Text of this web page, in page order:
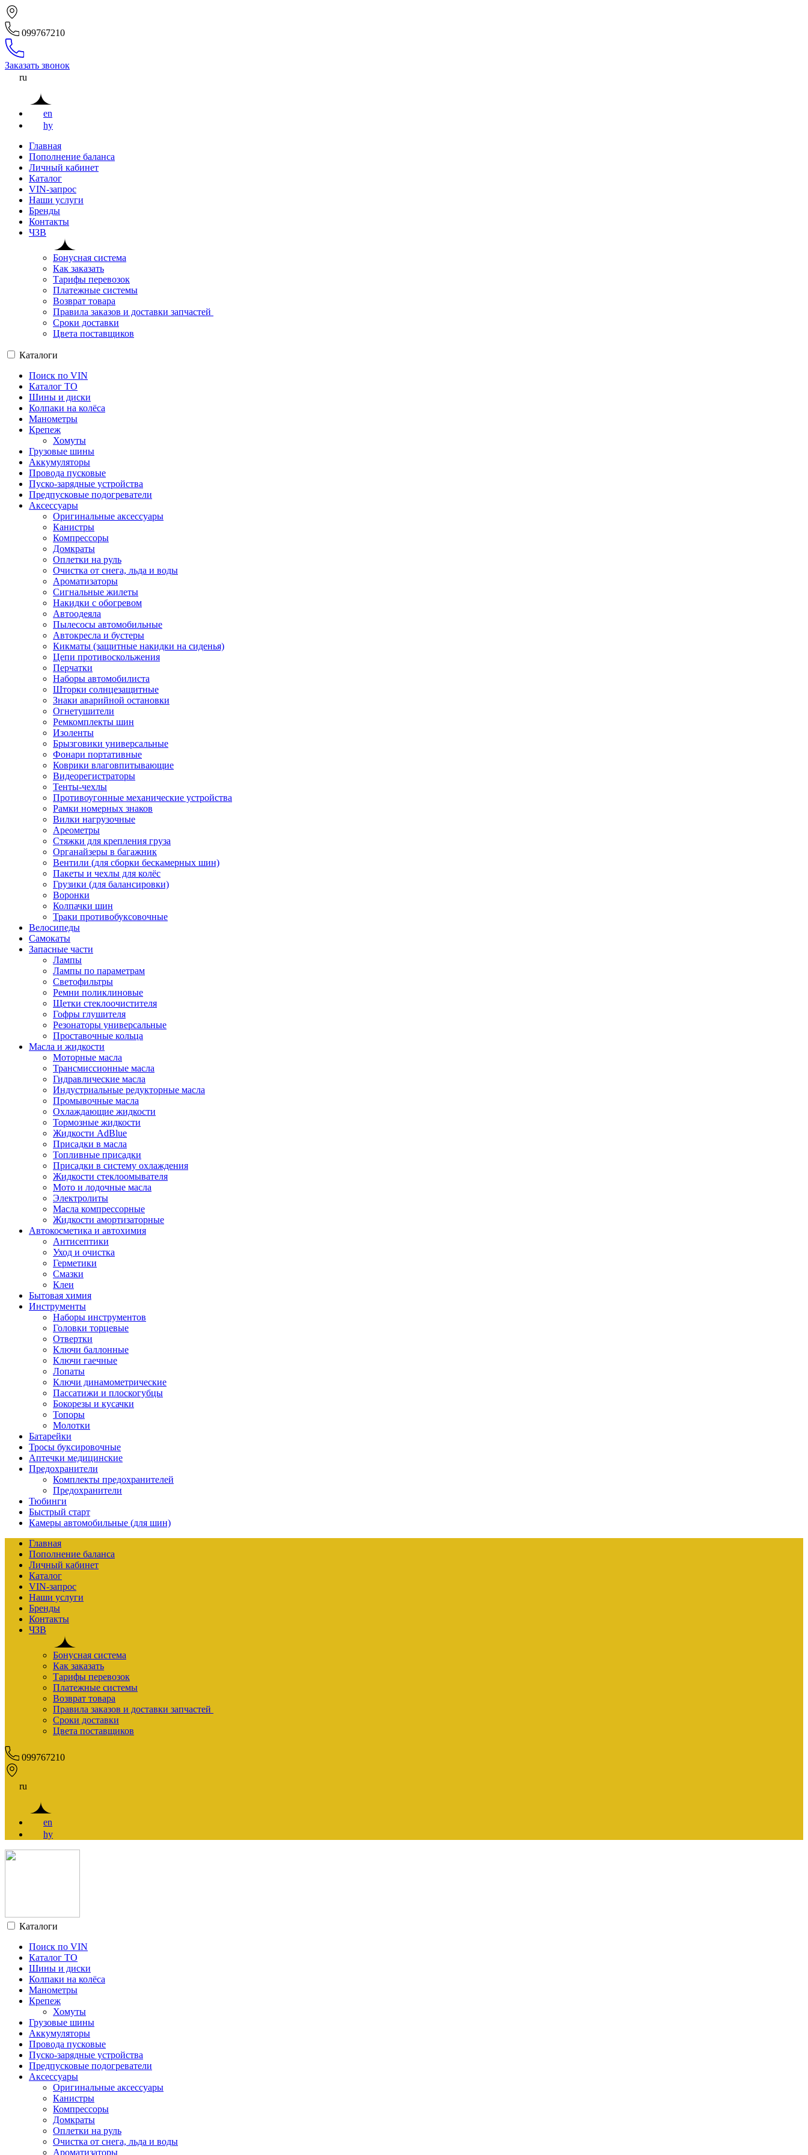
099767210
Заказать звонок
ru
en
hy
Главная
Пополнение баланса
Личный кабинет
Каталог
VIN-запрос
Наши услуги
Бренды
Контакты
ЧЗВ
Бонусная система
Как заказать
Тарифы перевозок
Платежные системы
Возврат товара
Правила заказов и доставки запчастей
Сроки доставки
Цвета поставщиков
Каталоги
Поиск по VIN
Каталог ТО
Шины и диски
Колпаки на колёса
Манометры
Крепеж
Хомуты
Грузовые шины
Аккумуляторы
Провода пусковые
Пуско-зарядные устройства
Предпусковые подогреватели
Аксессуары
Оригинальные аксессуары
Канистры
Компрессоры
Домкраты
Оплетки на руль
Очистка от снега, льда и воды
Ароматизаторы
Сигнальные жилеты
Накидки с обогревом
Автоодеяла
Пылесосы автомобильные
Автокресла и бустеры
Кикматы (защитные накидки на сиденья)
Цепи противоскольжения
Перчатки
Наборы автомобилиста
Шторки солнцезащитные
Знаки аварийной остановки
Огнетушители
Ремкомплекты шин
Изоленты
Брызговики универсальные
Фонари портативные
Коврики влаговпитывающие
Видеорегистраторы
Тенты-чехлы
Противоугонные механические устройства
Рамки номерных знаков
Вилки нагрузочные
Ареометры
Стяжки для крепления груза
Органайзеры в багажник
Вентили (для сборки бескамерных шин)
Пакеты и чехлы для колёс
Грузики (для балансировки)
Воронки
Колпачки шин
Траки противобуксовочные
Велосипеды
Самокаты
Запасные части
Лампы
Лампы по параметрам
Светофильтры
Ремни поликлиновые
Щетки стеклоочистителя
Гофры глушителя
Резонаторы универсальные
Проставочные кольца
Масла и жидкости
Моторные масла
Трансмиссионные масла
Гидравлические масла
Индустриальные редукторные масла
Промывочные масла
Охлаждающие жидкости
Тормозные жидкости
Жидкости AdBlue
Присадки в масла
Топливные присадки
Присадки в систему охлаждения
Жидкости стеклоомывателя
Мото и лодочные масла
Электролиты
Масла компрессорные
Жидкости амортизаторные
Автокосметика и автохимия
Антисептики
Уход и очистка
Герметики
Смазки
Клеи
Бытовая химия
Инструменты
Наборы инструментов
Головки торцевые
Отвертки
Ключи баллонные
Ключи гаечные
Лопаты
Ключи динамометрические
Пассатижи и плоскогубцы
Бокорезы и кусачки
Топоры
Молотки
Батарейки
Тросы буксировочные
Аптечки медицинские
Предохранители
Комплекты предохранителей
Предохранители
Тюбинги
Быстрый старт
Камеры автомобильные (для шин)
Главная
Пополнение баланса
Личный кабинет
Каталог
VIN-запрос
Наши услуги
Бренды
Контакты
ЧЗВ
Бонусная система
Как заказать
Тарифы перевозок
Платежные системы
Возврат товара
Правила заказов и доставки запчастей
Сроки доставки
Цвета поставщиков
099767210
ru
en
hy
Каталоги
Поиск по VIN
Каталог ТО
Шины и диски
Колпаки на колёса
Манометры
Крепеж
Хомуты
Грузовые шины
Аккумуляторы
Провода пусковые
Пуско-зарядные устройства
Предпусковые подогреватели
Аксессуары
Оригинальные аксессуары
Канистры
Компрессоры
Домкраты
Оплетки на руль
Очистка от снега, льда и воды
Ароматизаторы